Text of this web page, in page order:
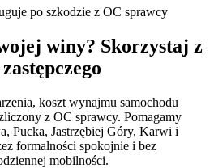
po szkodzie z OC sprawcy
winy? Skorzystaj z
koszt wynajmu samochodu
z OC sprawcy. Pomagamy
Pucka, Jastrzębiej Góry, Karwi i
formalności spokojnie i bez
mobilności.